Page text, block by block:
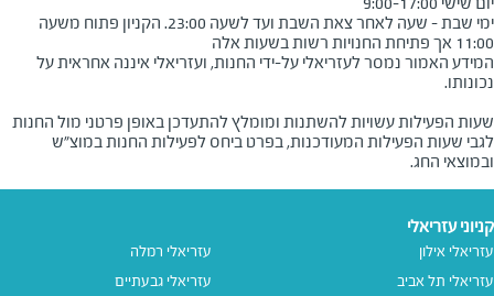
11:00 אך פתיחת החנויות רשות בשעות אלה
המידע האמור נמסר לעזריאלי על-ידי החנות, ועזריאלי איננה אחראית על
שעות הפעילות עשויות להשתנות ומומלץ להתעדכן באופן פרטני מול החנות
לגבי שעות הפעילות המעודכנות, בפרט ביחס לפעילות החנות במוצ"ש
ובמוצאי החג.
קניוני עזריאלי
עזריאלי אילון
עזריאלי תל אביב
עזריאלי רמלה
עזריאלי גבעתיים